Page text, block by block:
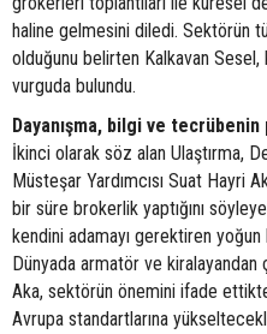
haline gelmesini diledi. Sektörün
olduğunu belirten Kalkavan Sesel,
vurguda bulundu.
Dayanışma, bilgi ve tecrübenin
İkinci olarak söz alan Ulaştırma,
Müsteşar Yardımcısı Suat Hayri
bir süre brokerlik yaptığını
kendini adamayı gerektiren
Dünyada armatör ve
Aka, sektörün önemini ifade
Avrupa standartlarına